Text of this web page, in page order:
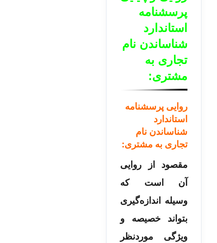
پرسشنامه
استاندارد
شناساندن نام
تجاری به
مشتری:
روایی پرسشنامه
استاندارد
شناساندن نام
تجاری به مشتری:
مقصود از روایی
آن است که
وسیله اندازه‌گیری
بتواند خصیصه و
ویژگی موردنظر